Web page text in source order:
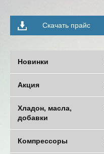
Скачать прайс
Новинки
Акция
Хладон, масла,
добавки
Компрессоры